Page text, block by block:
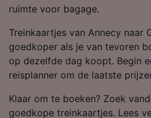
ruimte voor bagage.
Treinkaartjes van Annecy naar
goedkoper als je van tevoren
op dezelfde dag koopt. Begin
reisplanner om de laatste
Klaar om te boeken? Zoek
goedkope treinkaartjes. Lees